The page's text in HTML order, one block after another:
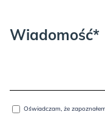
Wiadomość*
Oświadczam, że